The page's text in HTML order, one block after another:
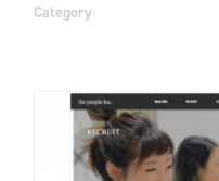
Category